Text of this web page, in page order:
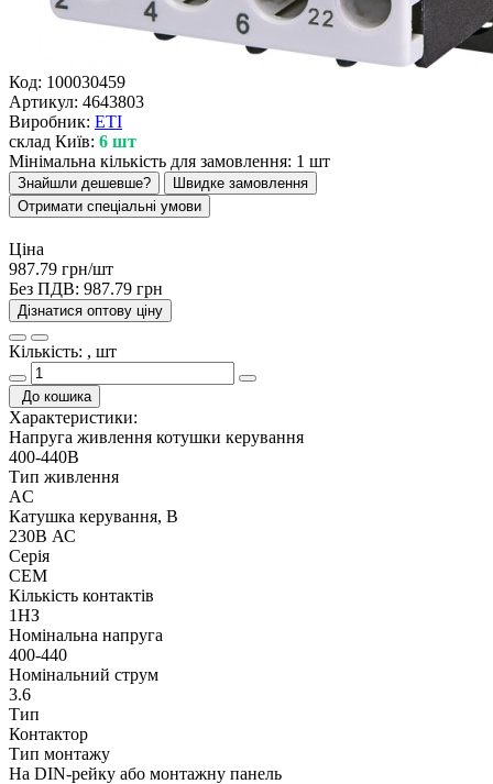
Код: 100030459
Артикул: 4643803
Виробник: ETI
склад Київ: 6 шт
Мінімальна кількість для замовлення: 1 шт
Знайшли дешевше?
Швидке замовлення
Отримати спеціальні умови
Ціна
987.79 грн/шт
Без ПДВ: 987.79 грн
Дізнатися оптову ціну
Кількість: , шт
До кошика
Характеристики:
Напруга живлення котушки керування
400-440В
Тип живлення
AC
Катушка керування, В
230В АС
Серія
CEM
Кількість контактів
1НЗ
Номінальна напруга
400-440
Номінальний струм
3.6
Тип
Контактор
Тип монтажу
На DIN-рейку або монтажну панель